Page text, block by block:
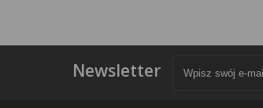
Newsletter